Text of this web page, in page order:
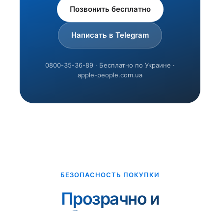
Позвонить бесплатно
Написать в Telegram
0800-35-36-89 · Бесплатно по Украине ·
apple-people.com.ua
БЕЗОПАСНОСТЬ ПОКУПКИ
Прозрачно и